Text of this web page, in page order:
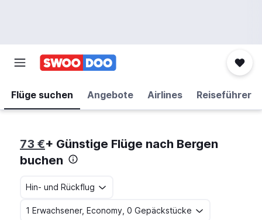
Flüge suchen Angebote Airlines Reiseführer
73 €+ Günstige Flüge nach Bergen
buchen
Hin- und Rückflug
1 Erwachsener, Economy, 0 Gepäckstücke